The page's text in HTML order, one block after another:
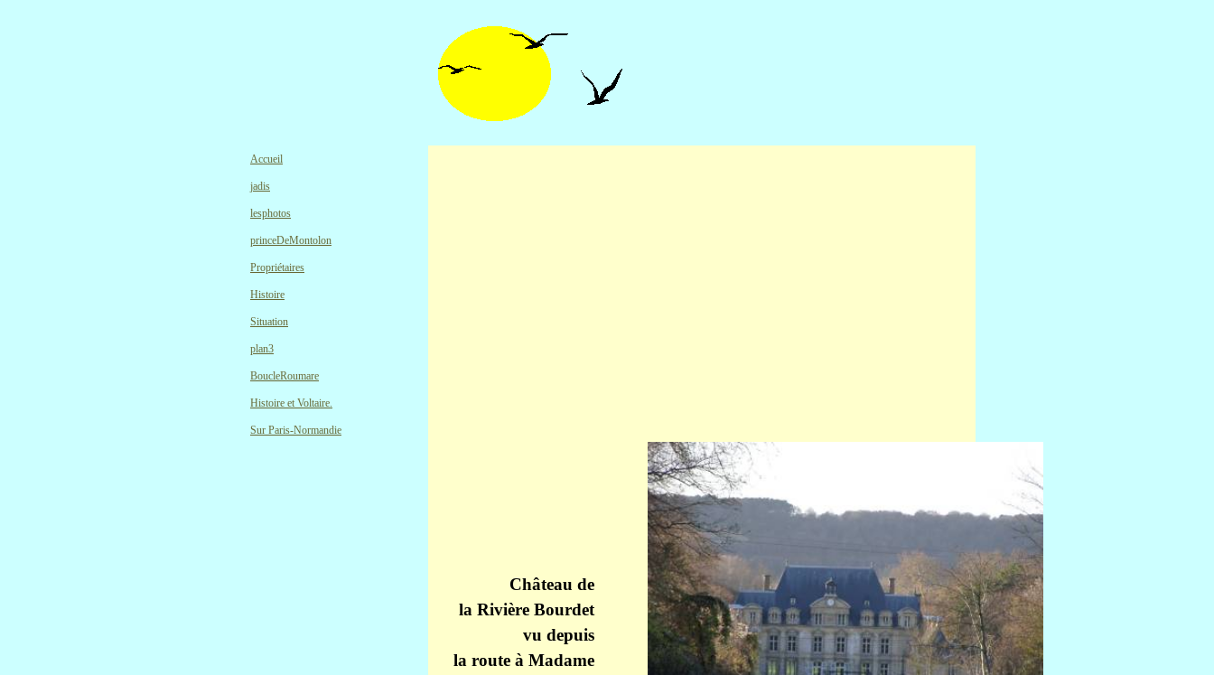
Accueil
jadis
lesphotos
princeDeMontolon
Propriétaires
Histoire
Situation
plan3
BoucleRoumare
Histoire et Voltaire.
Sur Paris-Normandie
Château de
la Rivière Bourdet
vu depuis
la route à Madame